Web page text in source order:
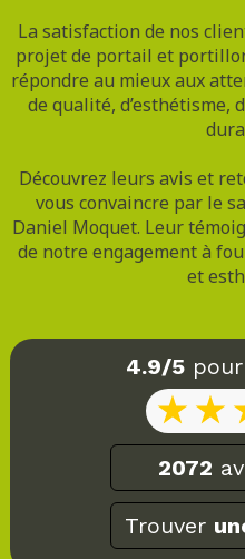
La satisfaction de nos
projet de portail et
répondre au mieux aux
de qualité, d’esthétisme,
Découvrez leurs avis et
vous convaincre par le
Daniel Moquet. Leur
de notre engagement à
et
4.9/5pour
2072
Trouver